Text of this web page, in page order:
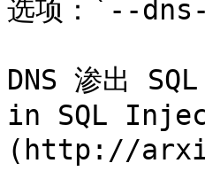
选项：`--
DNS 渗出
in SQL
(http://